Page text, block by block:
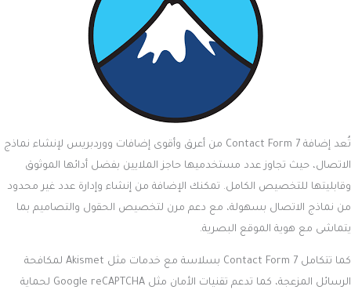
تُعد إضافة Contact Form 7 من أعرق وأقوى إضافات ووردبريس لإنشاء نماذج
الاتصال، حيث تجاوز عدد مستخدميها حاجز الملايين بفضل أدائها الموثوق
وقابليتها للتخصيص الكامل. تمكنك الإضافة من إنشاء وإدارة عدد غير محدود
من نماذج الاتصال بسهولة، مع دعم مرن لتخصيص الحقول والتصاميم بما
يتماشى مع هوية الموقع البصرية.
كما تتكامل Contact Form 7 بسلاسة مع خدمات مثل Akismet لمكافحة
الرسائل المزعجة، كما تدعم تقنيات الأمان مثل Google reCAPTCHA لحماية